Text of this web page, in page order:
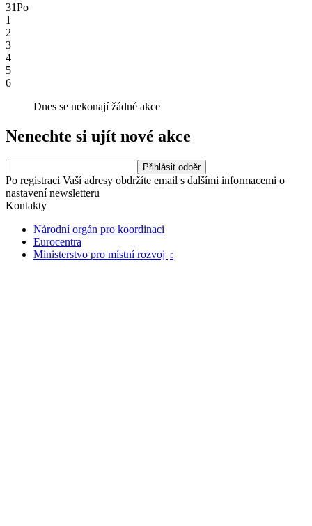
31Po
1
2
3
4
5
6
Dnes se nekonají žádné akce
Nenechte si ujít nové akce
Po registraci Vaší adresy obdržíte email s dalšími informacemi o
nastavení newsletteru
Kontakty
Národní orgán pro koordinaci
Eurocentra
Ministerstvo pro místní rozvoj
